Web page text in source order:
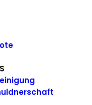
mit
einfach